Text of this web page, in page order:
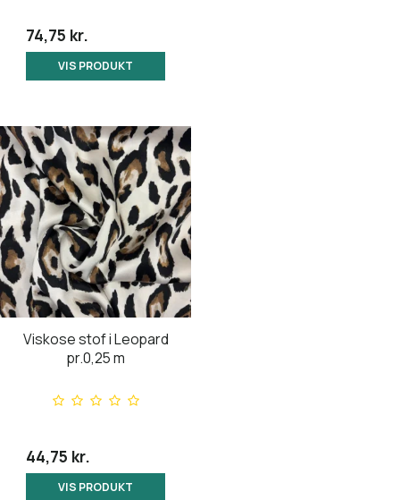
74,75 kr.
VIS PRODUKT
Viskose stof i Leopard
pr.0,25 m
44,75 kr.
VIS PRODUKT